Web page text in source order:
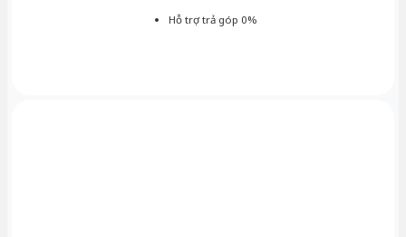
Hỗ trợ trả góp 0%